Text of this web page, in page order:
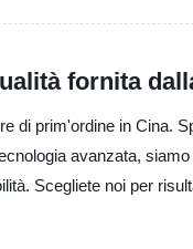
fornita
di prim'ordine in Cina.
avanzata,
Scegliete noi per